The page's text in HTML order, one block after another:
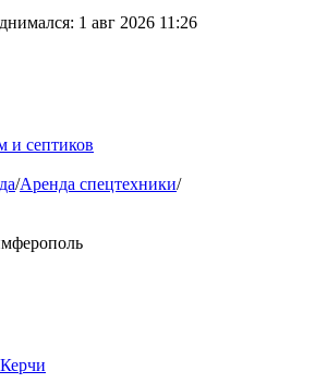
1 авг 2026 11:26
и септиков
/Аренда спецтехники/